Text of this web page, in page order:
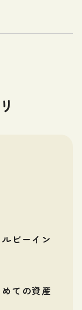
ビーイン
ての資産